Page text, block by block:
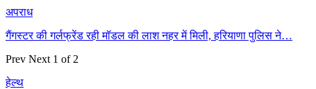
अपराध
गैंगस्टर की गर्लफ्रेंड रही मॉडल की लाश नहर में मिली, हरियाणा पुलिस ने…
Prev Next 1 of 2
हेल्थ